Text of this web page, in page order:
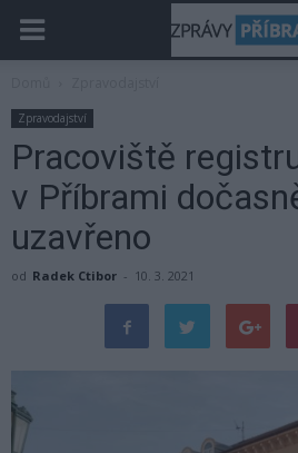
Zpravodajství
Pracoviště
v Příbrami
uzavřeno
od Radek Ctibor - 10. 3. 2021